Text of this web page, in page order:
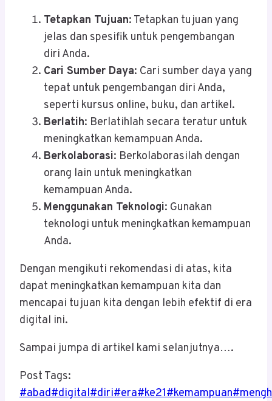
Tetapkan Tujuan: Tetapkan tujuan yang
jelas dan spesifik untuk pengembangan
diri Anda.
Cari Sumber Daya: Cari sumber daya yang
tepat untuk pengembangan diri Anda,
seperti kursus online, buku, dan artikel.
Berlatih: Berlatihlah secara teratur untuk
meningkatkan kemampuan Anda.
Berkolaborasi: Berkolaborasilah dengan
orang lain untuk meningkatkan
kemampuan Anda.
Menggunakan Teknologi: Gunakan
teknologi untuk meningkatkan kemampuan
Anda.
Dengan mengikuti rekomendasi di atas, kita
dapat meningkatkan kemampuan kita dan
mencapai tujuan kita dengan lebih efektif di era
digital ini.
Sampai jumpa di artikel kami selanjutnya….
Post Tags:
#abad#digital#diri#era#ke21#kemampuan#